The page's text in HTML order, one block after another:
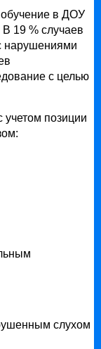
в ДОУ
19 % случаев
нарушениями
с целью
позиции
слухом